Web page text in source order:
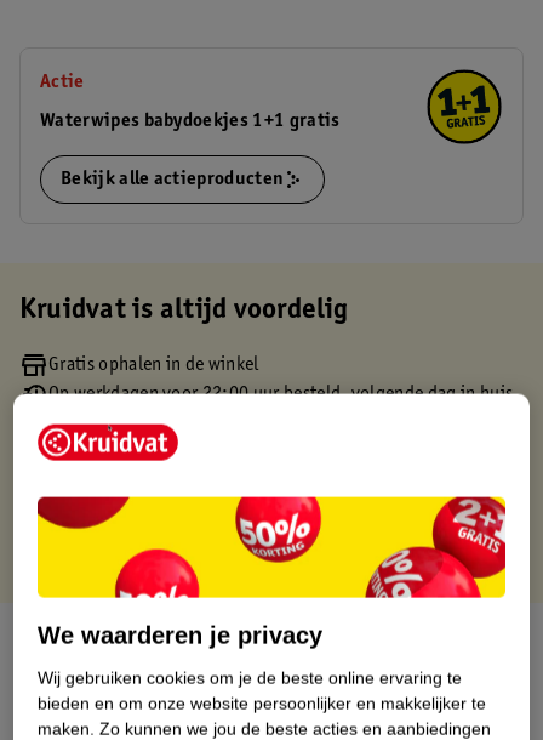
Actie
Waterwipes babydoekjes 1+1 gratis
Bekijk alle actieproducten
Kruidvat is altijd voordelig
Gratis ophalen in de winkel
Op werkdagen voor 22:00 uur besteld, volgende dag in huis
Gratis thuisbezorgd vanaf 50.00
Gratis retourneren binnen 30 dagen
Over dit product
Productinformatie
We waarderen je privacy
Wij gebruiken cookies om je de beste online ervaring te
bieden en om onze website persoonlijker en makkelijker te
maken. Zo kunnen we jou de beste acties en aanbiedingen